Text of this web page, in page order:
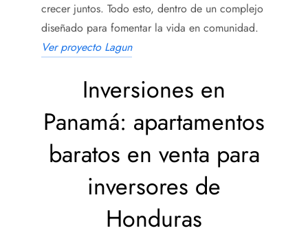
crecer juntos. Todo esto, dentro de un complejo
diseñado para fomentar la vida en comunidad.
Ver proyecto Lagun
Inversiones en
Panamá: apartamentos
baratos en venta para
inversores de
Honduras